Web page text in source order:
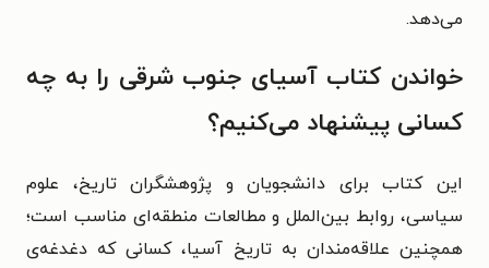
می‌دهد.
خواندن کتاب آسیای جنوب شرقی را به چه
کسانی پیشنهاد می‌کنیم؟
این کتاب برای دانشجویان و پژوهشگران تاریخ، علوم
سیاسی، روابط بین‌الملل و مطالعات منطقه‌ای مناسب است؛
همچنین علاقه‌مندان به تاریخ آسیا، کسانی که دغدغه‌ی